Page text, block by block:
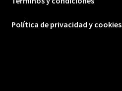
Política de privacidad y cookies